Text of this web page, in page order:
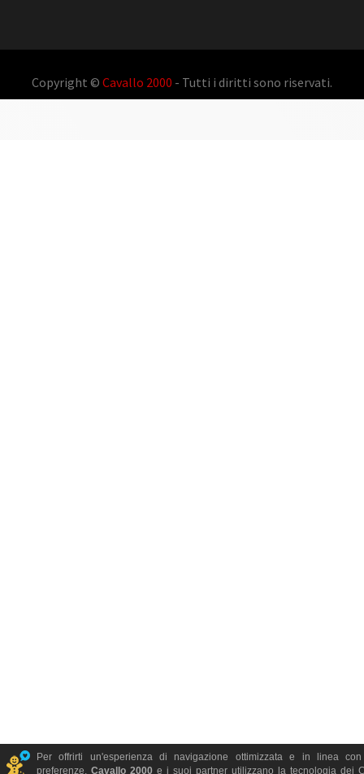
Copyright © Cavallo 2000 - Tutti i diritti sono riservati.
Per offrirti un'esperienza di navigazione ottimizzata e in linea
preferenze, Cavallo 2000 e i suoi partner utilizzano la tecnologia dei